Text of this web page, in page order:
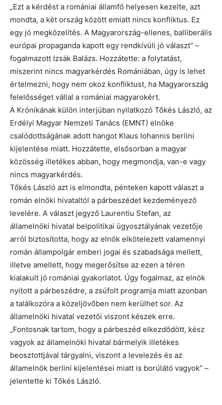
„Ezt a kérdést a romániai államfő helyesen kezelte, azt
mondta, a két ország között emiatt nincs konfliktus. Ez
egy jó megközelítés. A Magyarország-ellenes, balliberális
európai propaganda kapott egy rendkívüli jó választ” –
fogalmazott Izsák Balázs. Hozzátette: a folytatást,
miszerint nincs magyarkérdés Romániában, úgy is lehet
értelmezni, hogy nem okoz konfliktust, ha Magyarország
felelősséget vállal a romániai magyarokért.
A Krónikának külön interjúban nyilatkozó Tőkés László, az
Erdélyi Magyar Nemzeti Tanács (EMNT) elnöke
csalódottságának adott hangot Klaus Iohannis berlini
kijelentése miatt. Hozzátette, elsősorban a magyar
közösség illetékes abban, hogy megmondja, van-e vagy
nincs magyarkérdés.
Tőkés László azt is elmondta, pénteken kapott választ a
román elnöki hivataltól a párbeszédet kezdeményező
levelére. A választ jegyző Laurentiu Stefan, az
államelnöki hivatal belpolitikai ügyosztályának vezetője
arról biztosította, hogy az elnök elkötelezett valamennyi
román állampolgár emberi jogai és szabadsága mellett,
illetve amellett, hogy megerősítse az ezen a téren
kialakult jó romániai gyakorlatot. Úgy fogalmaz, az elnök
nyitott a párbeszédre, a zsúfolt programja miatt azonban
a találkozóra a közeljövőben nem kerülhet sor. Az
államelnöki hivatal vezetői viszont készek erre.
„Fontosnak tartom, hogy a párbeszéd elkezdődött, kész
vagyok az államelnöki hivatal bármelyik illetékes
beosztottjával tárgyalni, viszont a levelezés és az
államelnök berlini kijelentései miatt is borúlátó vagyok” –
jelentette ki Tőkés László.